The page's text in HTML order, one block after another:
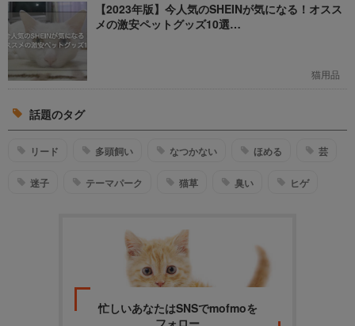
【2023年版】今人気のSHEINが気になる！オスス
メの激安ペットグッズ10選…
猫用品
話題のタグ
リード 多頭飼い なつかない ほめる 芸
迷子 テーマパーク 猫草 臭い ヒゲ
忙しいあなたはSNSでmofmoを